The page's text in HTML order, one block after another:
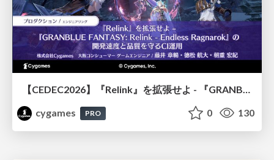
【CEDEC2026】『Relink』を拡張せよ - 『GRANBLUE FANTASY: Relink - Endless Ragnarok』の開発速度と品質を守るCI運用
cygames
PRO 0 130